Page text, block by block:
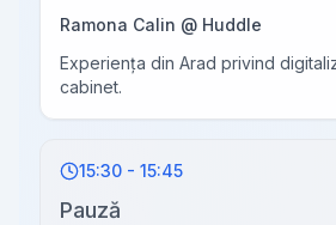
Ramona Calin @ Huddle
Experiența din Arad privind
cabinet.
15:30 - 15:45
Pauză